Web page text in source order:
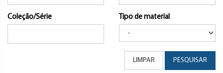
Coleção/Série Tipo de material
LIMPAR PESQUISAR